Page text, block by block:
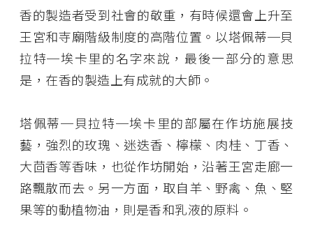
香的製造者受到社會的敬重，有時候還會上升至
王宮和寺廟階級制度的高階位置。以塔佩蒂─貝
拉特─埃卡里的名字來說，最後一部分的意思
是，在香的製造上有成就的大師。
塔佩蒂─貝拉特─埃卡里的部屬在作坊施展技
藝，強烈的玫瑰、迷迭香、檸檬、肉桂、丁香、
大茴香等香味，也從作坊開始，沿著王宮走廊一
路飄散而去。另一方面，取自羊、野禽、魚、堅
果等的動植物油，則是香和乳液的原料。